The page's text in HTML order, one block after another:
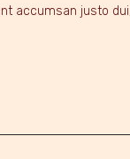
accumsan justo